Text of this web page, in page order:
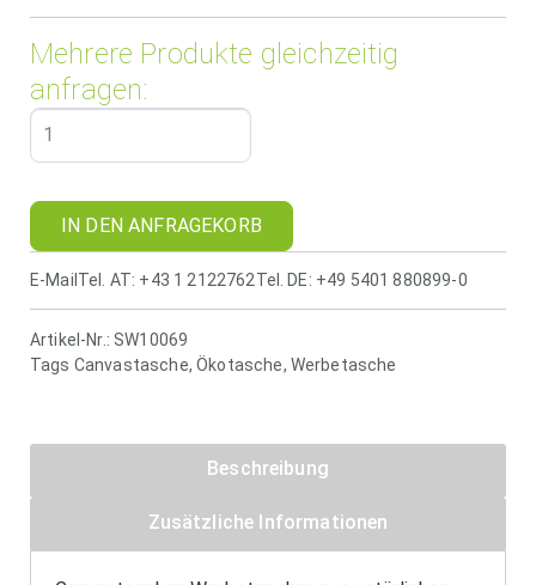
Mehrere Produkte gleichzeitig
anfragen:
IN DEN ANFRAGEKORB
E-Mail Tel. AT: +43 1 2122762Tel. DE: +49 5401 880899-0
Artikel-Nr.: SW10069
Tags Canvastasche,Ökotasche, Werbetasche
Beschreibung
Zusätzliche Informationen